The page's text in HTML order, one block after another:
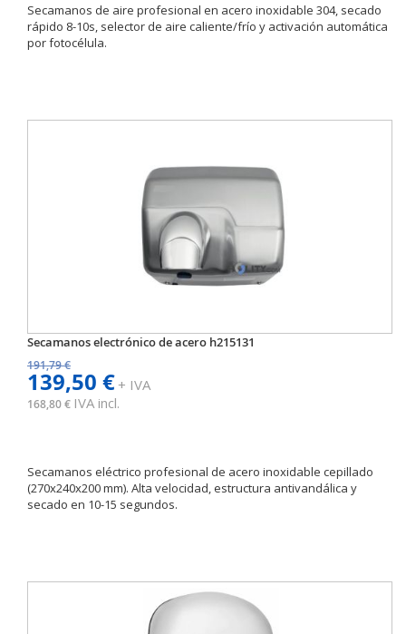
Secamanos de aire profesional en acero inoxidable 304, secado
rápido 8-10s, selector de aire caliente/frío y activación automática
por fotocélula.
Secamanos electrónico de acero h215131
191,79 €
139,50 €+ IVA
168,80 € IVA incl.
Secamanos eléctrico profesional de acero inoxidable cepillado
(270x240x200 mm). Alta velocidad, estructura antivandálica y
secado en 10-15 segundos.